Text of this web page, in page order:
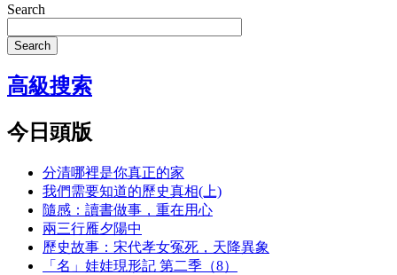
Search
Search
高級搜索
今日頭版
分清哪裡是你真正的家
我們需要知道的歷史真相(上)
隨感：讀書做事，重在用心
兩三行雁夕陽中
歷史故事：宋代孝女冤死，天降異象
「名」娃娃現形記 第二季（8）